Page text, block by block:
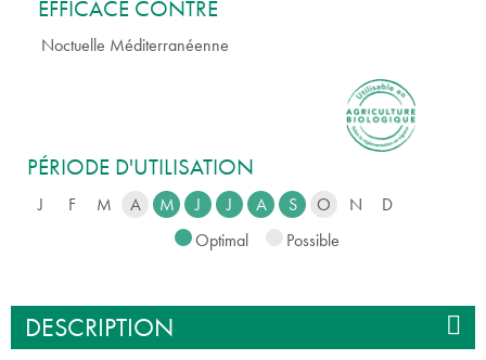
EFFICACE CONTRE
Noctuelle Méditerranéenne
PÉRIODE D'UTILISATION
J F M A M J J A S O N
D
Optimal
Possible
DESCRIPTION